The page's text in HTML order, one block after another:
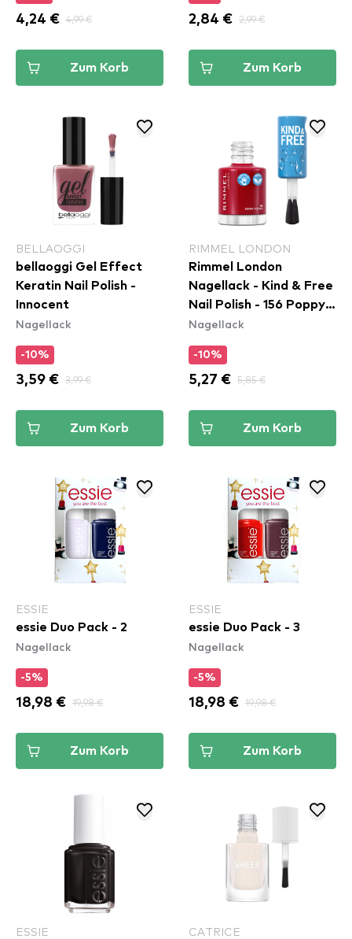
4,24 € 4,99 €
Zum Korb
2,84 € 2,99 €
Zum Korb
BELLAOGGI
bellaoggi Gel Effect
Keratin Nail Polish -
Innocent
Nagellack
-10%
3,59 € 3,99 €
Zum Korb
RIMMEL LONDON
Rimmel London
Nagellack - Kind & Free
Nail Polish - 156 Poppy
Pop Red
Nagellack
-10%
5,27 € 5,85 €
Zum Korb
ESSIE
essie Duo Pack - 2
Nagellack
-5%
18,98 € 19,98 €
Zum Korb
ESSIE
essie Duo Pack - 3
Nagellack
-5%
18,98 € 19,98 €
Zum Korb
ESSIE CATRICE